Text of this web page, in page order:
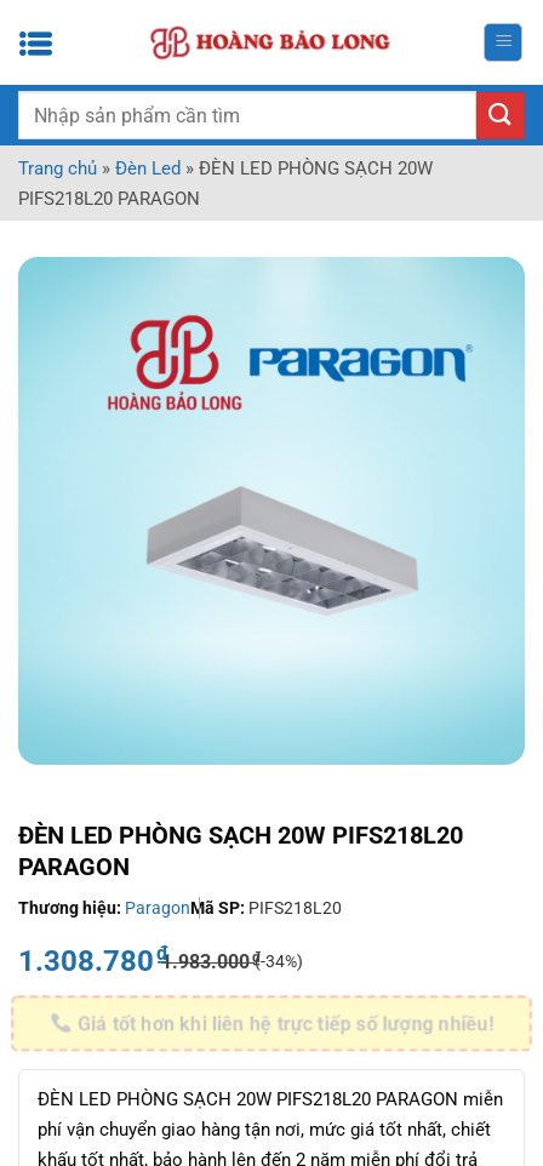
qua
dung
Tìm
Trang chủ » Đèn Led » ĐÈN LED PHÒNG SẠCH 20W
PIFS218L20 PARAGON
ĐÈN LED PHÒNG SẠCH 20W PIFS218L20
PARAGON
Thương hiệu: ParagonMã SP: PIFS218L20
1.308.780₫1.983.000₫(-34%)
Giá tốt hơn khi liên hệ trực tiếp số lượng nhiều!
ĐÈN LED PHÒNG SẠCH 20W PIFS218L20 PARAGON miễn
phí vận chuyển giao hàng tận nơi, mức giá tốt nhất, chiết
khấu tốt nhất, bảo hành lên đến 2 năm miễn phí đổi trả